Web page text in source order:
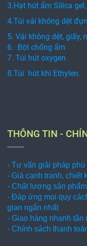
3.Hạt hút ẩm Silica
4.Túi vải không dệt
5. Vải không dệt, giấy,
6. Bột chống ẩm
7. Túi hút oxygen
8.Túi hút khí Ethylen.
THÔNG TIN -
- Tư vấn giải pháp
- Giá cạnh tranh, chiết
- Chất lượng sản
- Đáp ứng mọi quy
gian ngắn nhất
- Giao hàng nhanh tận
- Chính sách thanh